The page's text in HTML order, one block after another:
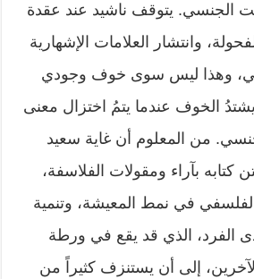
الجنسي. يتوقف ناشيد عند عقدة
وانتشار العلامات الإشهارية
وهذا ليس سوى خوف وجودي
الخوف عندما يتمُ اختزال معنى
من المعلوم أن غاية سعيد
بآراء ومقولات الفلاسفة،
في نمط المعيشة، وتنمية
الفرد، الذي قد يقع في ورطة
إلى أن يستنزف كثيراً من